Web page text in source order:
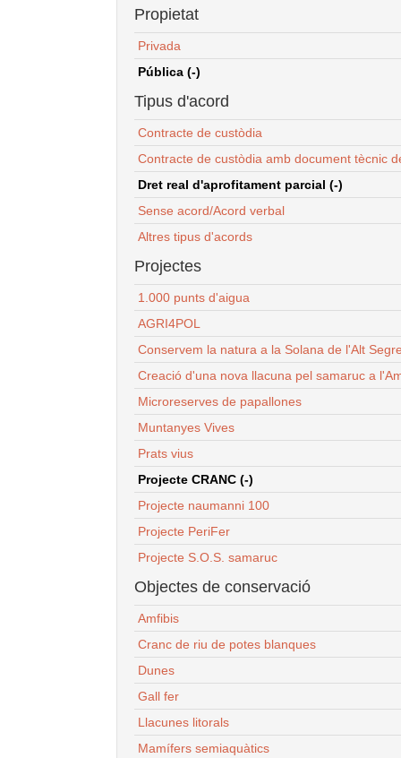
Propietat
Privada
Pública (-)
Tipus d'acord
Contracte de custòdia
Contracte de custòdia amb document tècnic
Dret real d'aprofitament parcial (-)
Sense acord/Acord verbal
Altres tipus d'acords
Projectes
1.000 punts d'aigua
AGRI4POL
Conservem la natura a la Solana de l'Alt
Creació d'una nova llacuna pel samaruc a
Microreserves de papallones
Muntanyes Vives
Prats vius
Projecte CRANC (-)
Projecte naumanni 100
Projecte PeriFer
Projecte S.O.S. samaruc
Objectes de conservació
Amfibis
Cranc de riu de potes blanques
Dunes
Gall fer
Llacunes litorals
Mamífers semiaquàtics